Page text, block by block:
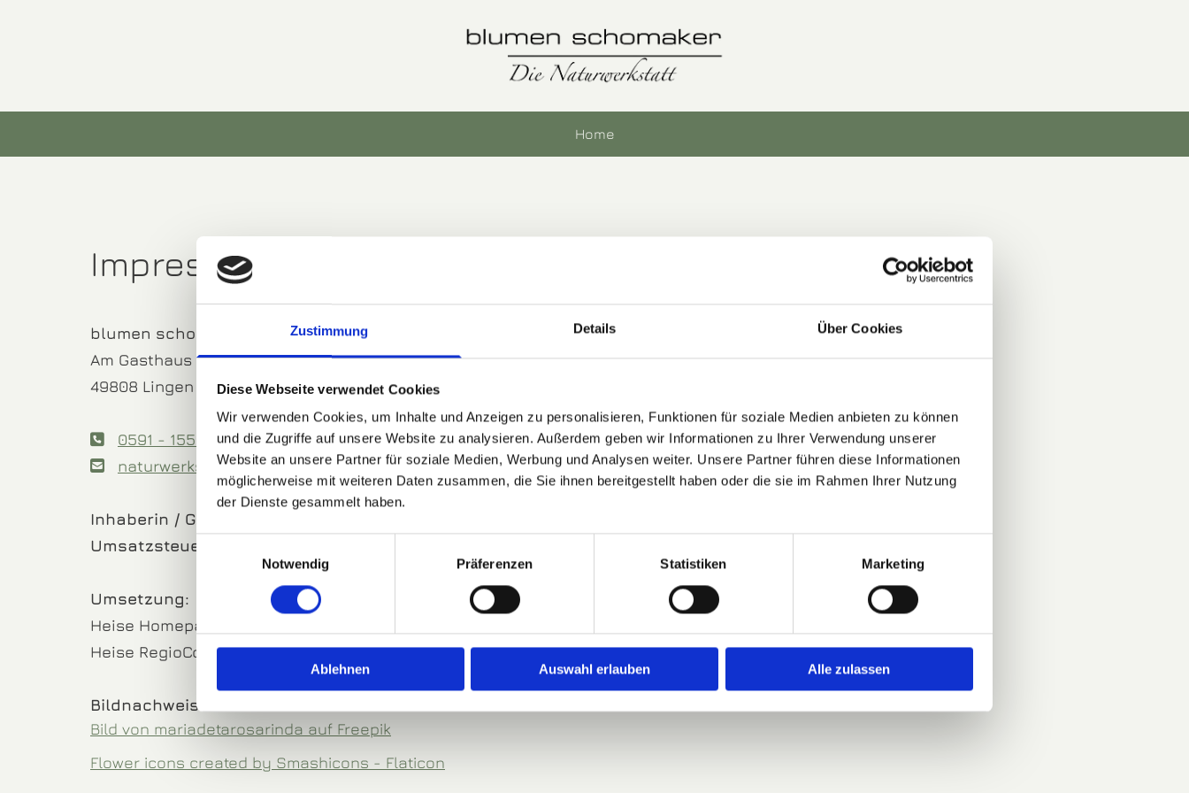
Zustimmung Details Über Cookies
Diese Webseite verwendet Cookies
Wir verwenden Cookies, um Inhalte und Anzeigen zu personalisieren, Funktionen für soziale Medien anbieten zu können
und die Zugriffe auf unsere Website zu analysieren. Außerdem geben wir Informationen zu Ihrer Verwendung unserer
Website an unsere Partner für soziale Medien, Werbung und Analysen weiter. Unsere Partner führen diese Informationen
möglicherweise mit weiteren Daten zusammen, die Sie ihnen bereitgestellt haben oder die sie im Rahmen Ihrer Nutzung
der Dienste gesammelt haben.
Einwilligungsauswahl
Notwendig
Präferenzen Statistiken Marketing
Ablehnen Auswahl erlauben Alle zulassen
Home
Impressum
blumen schomaker Die Naturwerkstatt
Am Gasthaus Damm 13
49808 Lingen
 0591 - 1550
 naturwerkstatt@blumen-schomaker.de
Inhaberin / Geschäftsführerin:
Umsatzsteuer-ID:
Um­set­zung:
Heise Home­pages |
Heise Re­gio­Con­cept |On­line Mar­ke­ting Agen­tur
Bildnachweis:
Bild von mariadetarosarinda auf Freepik
Flower icons created by Smashicons - Flaticon